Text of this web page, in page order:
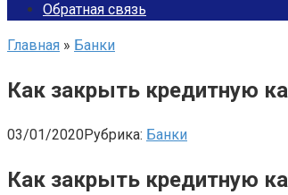
Обратная связь
Главная » Банки
Как закрыть кредитную
03/01/2020Рубрика: Банки
Как закрыть кредитную